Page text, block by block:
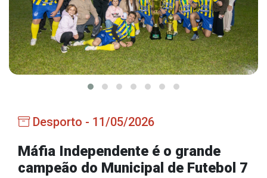
Secretarias
Administração
Agricultura e Meio Ambiente
Assistência Social
Obras
Saúde
Desporto - 11/05/2026
Máfia Independente é o grande
campeão do Municipal de Futebol 7